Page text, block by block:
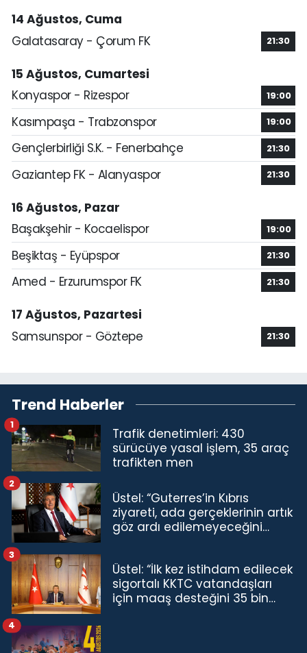
14 Ağustos, Cuma
Galatasaray - Çorum FK
21:30
15 Ağustos, Cumartesi
Konyaspor - Rizespor
19:00
Kasımpaşa - Trabzonspor 19:00
Gençlerbirliği S.K. - Fenerbahçe 21:30
Gaziantep FK - Alanyaspor 21:30
16 Ağustos, Pazar
Başakşehir - Kocaelispor
19:00
Beşiktaş - Eyüpspor 21:30
Amed - Erzurumspor FK 21:30
17 Ağustos, Pazartesi
Samsunspor - Göztepe
21:30
Trend Haberler
Trafik denetimleri: 430
sürücüye yasal işlem, 35 araç
trafikten men
1
Üstel: “Guterres’in Kıbrıs
ziyareti, ada gerçeklerinin artık
göz ardı edilemeyeceğini
2
Üstel: “İlk kez istihdam edilecek
sigortalı KKTC vatandaşları
için maaş desteğini 35 bin
3
4